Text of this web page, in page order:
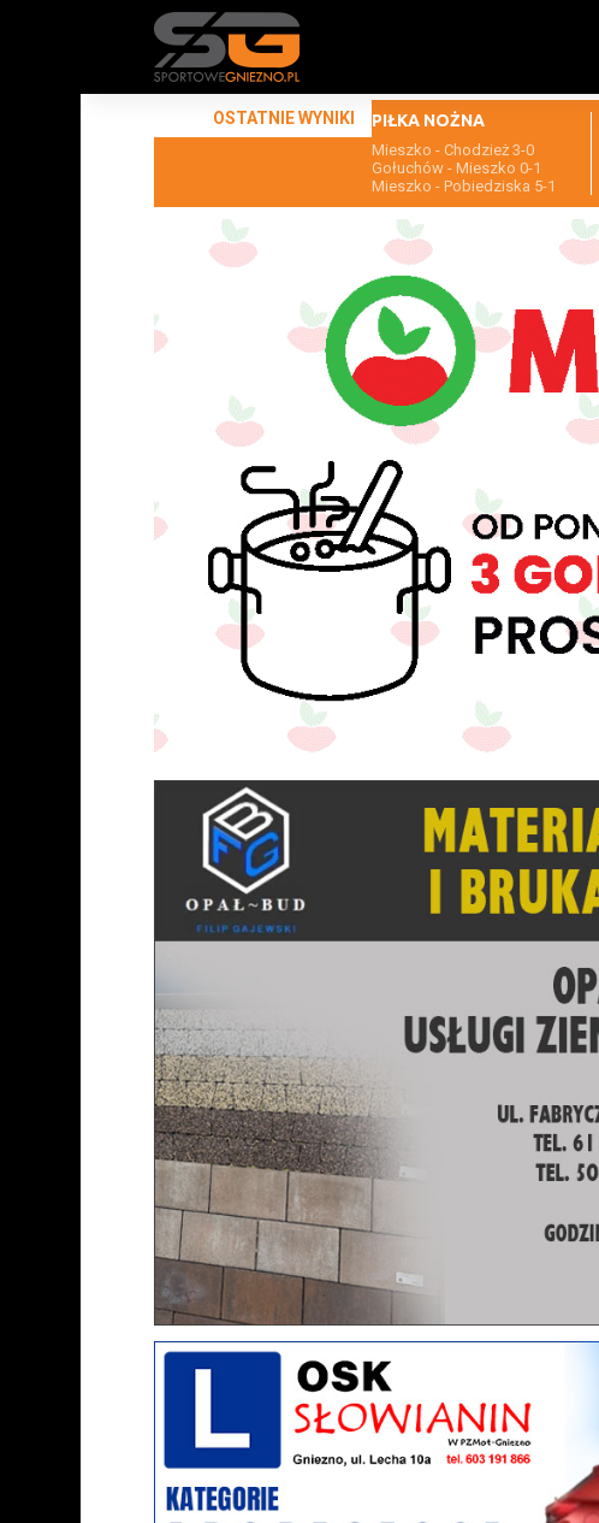
OSTATNIE WYNIKI PIŁKA NOŻNA
Mieszko - Chodzież 3-0
Gołuchów - Mieszko 0-1
Mieszko - Pobiedziska 5-1